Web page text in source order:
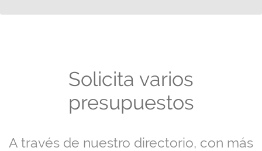
Solicita varios
presupuestos
A través de nuestro directorio, con más